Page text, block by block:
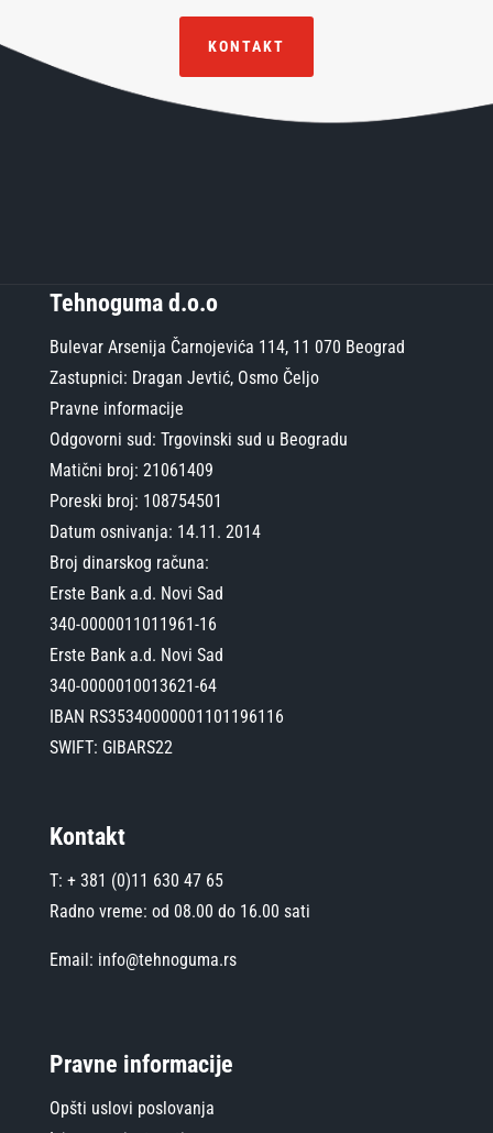
KONTAKT
Tehnoguma d.o.o
Bulevar Arsenija Čarnojevića 114, 11 070 Beograd
Zastupnici: Dragan Jevtić, Osmo Čeljo
Pravne informacije
Odgovorni sud: Trgovinski sud u Beogradu
Matični broj: 21061409
Poreski broj: 108754501
Datum osnivanja: 14.11. 2014
Broj dinarskog računa:
Erste Bank a.d. Novi Sad
340-0000011011961-16
Erste Bank a.d. Novi Sad
340-0000010013621-64
IBAN RS35340000001101196116
SWIFT: GIBARS22
Kontakt
T: + 381 (0)11 630 47 65
Radno vreme: od 08.00 do 16.00 sati
Email: info@tehnoguma.rs
Pravne informacije
Opšti uslovi poslovanja